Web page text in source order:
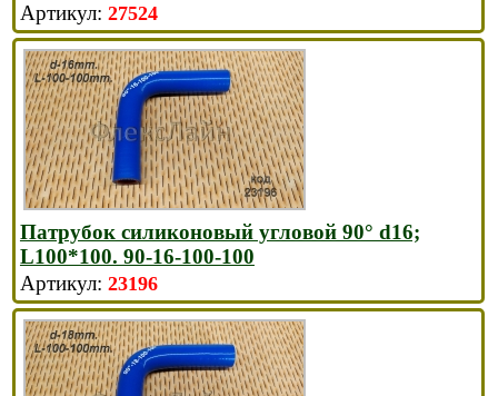
27524
Патрубок силиконовый угловой 90° d16;
L100*100. 90-16-100-100
23196